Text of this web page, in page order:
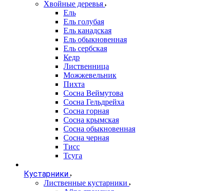
Хвойные деревья
Ель
Ель голубая
Ель канадская
Ель обыкновенная
Ель сербская
Кедр
Лиственница
Можжевельник
Пихта
Сосна Веймутова
Сосна Гельдрейха
Сосна горная
Сосна крымская
Сосна обыкновенная
Сосна черная
Тисс
Тсуга
Кустарники
Лиственные кустарники